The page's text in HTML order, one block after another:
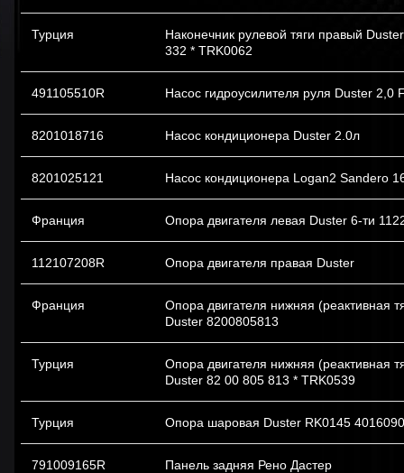
Турция
Наконечник рулевой тяги правый
332 * TRK0062
491105510R Насос гидроусилителя руля Duster 2,0
8201018716 Насос кондиционера Duster 2.0л
8201025121 Насос кондиционера Logan2 Sandero
Франция Опора двигателя левая Duster 6-ти
112107208R Опора двигателя правая Duster
Франция
Опора двигателя нижняя (реактивная
Duster 8200805813
Турция
Опора двигателя нижняя (реактивная
Duster 82 00 805 813 * TRK0539
Турция Опора шаровая Duster RK0145
791009165R Панель задняя Рено Дастер